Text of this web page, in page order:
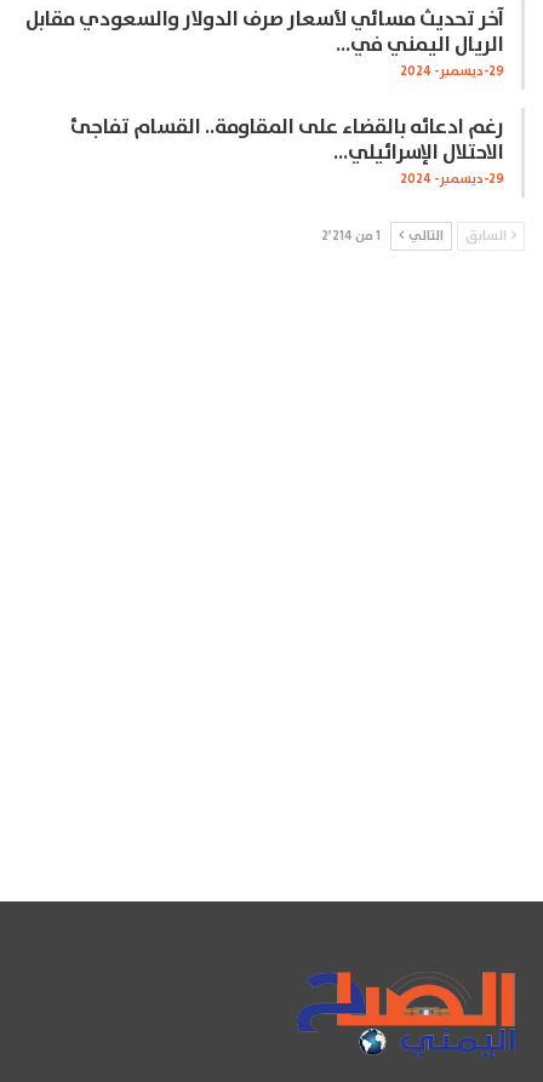
آخر تحديث مسائي لأسعار صرف الدولار والسعودي مقابل
الريال اليمني في…
29-ديسمبر- 2024
رغم ادعائه بالقضاء على المقاومة.. القسام تفاجئ
الاحتلال الإسرائيلي…
29-ديسمبر- 2024
السابق التالي 1 من 2٬214